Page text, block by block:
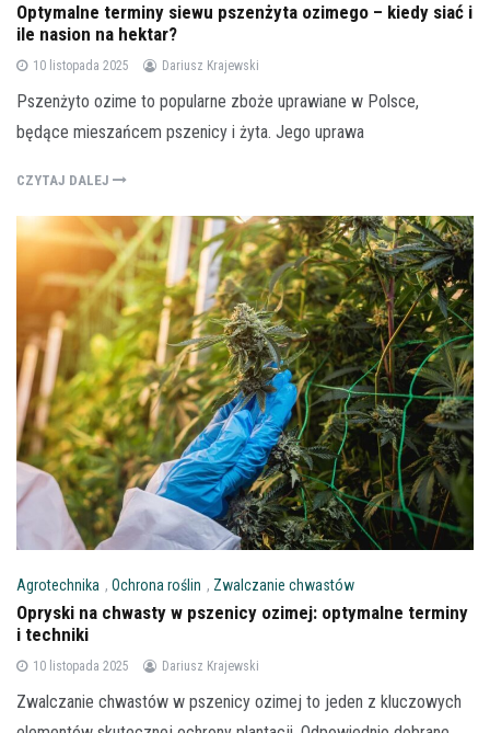
Optymalne terminy siewu pszenżyta ozimego – kiedy siać i
ile nasion na hektar?
10 listopada 2025 Dariusz Krajewski
Pszenżyto ozime to popularne zboże uprawiane w Polsce,
będące mieszańcem pszenicy i żyta. Jego uprawa
CZYTAJ DALEJ
Agrotechnika , Ochrona roślin , Zwalczanie chwastów
Opryski na chwasty w pszenicy ozimej: optymalne terminy
i techniki
10 listopada 2025 Dariusz Krajewski
Zwalczanie chwastów w pszenicy ozimej to jeden z kluczowych